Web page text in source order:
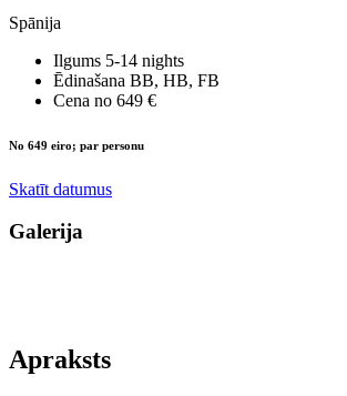
Spānija
Ilgums 5-14 nights
Ēdinašana BB, HB, FB
Cena no 649 €
No 649 eiro; par personu
Skatīt datumus
Galerija
Apraksts